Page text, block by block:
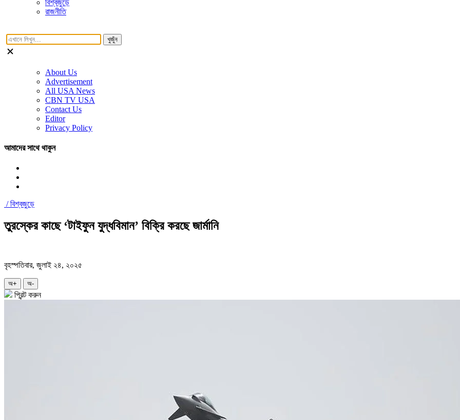
বিশ্বজুড়ে
রাজনীতি
খুজুঁন
About Us
Advertisement
All USA News
CBN TV USA
Contact Us
Editor
Privacy Policy
আমাদের সাথে থাকুন
/বিশ্বজুড়ে
তুরস্কের কাছে ‘টাইফুন যুদ্ধবিমান’ বিক্রি করছে জার্মানি
বৃহস্পতিবার, জুলাই ২৪, ২০২৫
অ+ অ-
প্রিন্ট করুন